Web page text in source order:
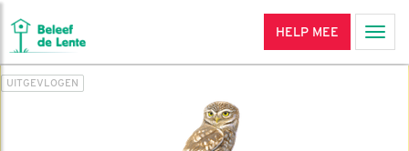
HELP MEE
UITGEVLOGEN